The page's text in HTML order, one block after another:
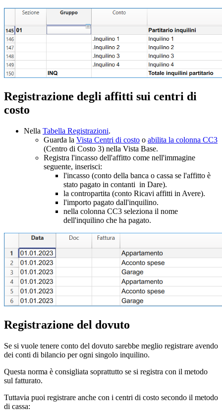
Registrazione degli affitti sui centri di
costo
Nella Tabella Registrazioni.
Guarda la Vista Centri di costo o abilita la colonna CC3
(Centro di Costo 3) nella Vista Base.
Registra l'incasso dell'affitto come nell'immagine
seguente, inserisci:
l'incasso (conto della banca o cassa se l'affitto è
stato pagato in contanti in Dare).
la contropartita (conto Ricavi affitti in Avere).
l'importo pagato dall'inquilino.
nella colonna CC3 seleziona il nome
dell'inquilino che ha pagato.
Registrazione del dovuto
Se si vuole tenere conto del dovuto sarebbe meglio registrare avendo
dei conti di bilancio per ogni singolo inquilino.
Questa norma è consigliata soprattutto se si registra con il metodo
sul fatturato.
Tuttavia puoi registrare anche con i centri di costo secondo il metodo
di cassa: